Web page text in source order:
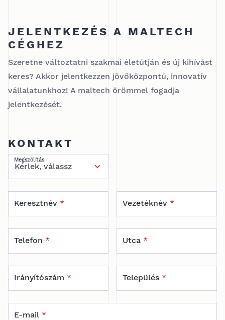
JELENTKEZÉS A MALTECH
CÉGHEZ
Szeretne változtatni szakmai életútján és új kihívást
keres? Akkor jelentkezzen jövőközpontú, innovatív
vállalatunkhoz! A maltech örömmel fogadja
jelentkezését.
KONTAKT
Megszólítás
Keresztnév * Vezetéknév *
Telefon * Utca *
Irányítószám * Település *
E-mail *